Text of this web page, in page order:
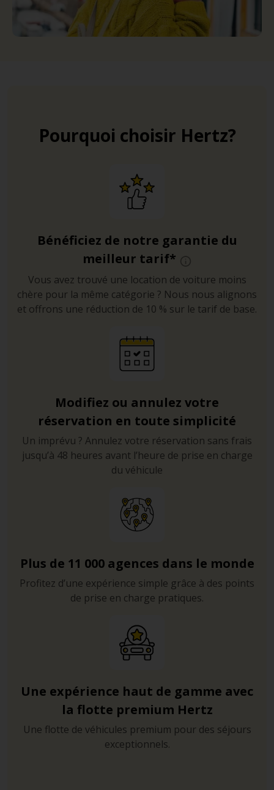
Pourquoi choisir Hertz?
Bénéficiez de notre garantie du
meilleur tarif*
Vous avez trouvé une location de voiture moins
chère pour la même catégorie ? Nous nous alignons
et offrons une réduction de 10 % sur le tarif de base.
Modifiez ou annulez votre
réservation en toute simplicité
Un imprévu ? Annulez votre réservation sans frais
jusqu’à 48 heures avant l’heure de prise en charge
du véhicule
Plus de 11 000 agences dans le monde
Profitez d’une expérience simple grâce à des points
de prise en charge pratiques.
Une expérience haut de gamme avec
la flotte premium Hertz
Une flotte de véhicules premium pour des séjours
exceptionnels.